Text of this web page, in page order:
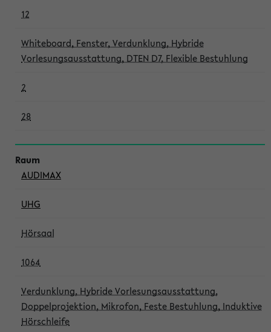
12
Whiteboard, Fenster, Verdunklung, Hybride
Vorlesungsausstattung, DTEN D7, Flexible Bestuhlung
2
28
AUDIMAX
UHG
Hörsaal
1064
Verdunklung, Hybride Vorlesungsausstattung,
Doppelprojektion, Mikrofon, Feste Bestuhlung, Induktive
Hörschleife